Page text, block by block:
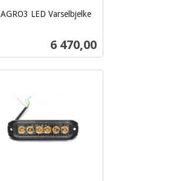
AGRO3 LED Varselbjelke
Pris
6 470,00